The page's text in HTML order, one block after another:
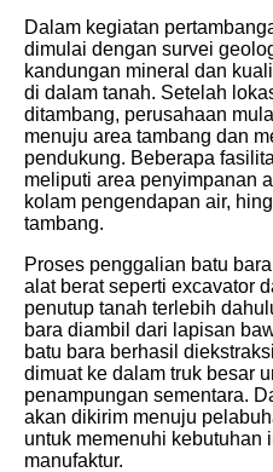
Dalam kegiatan
dimulai dengan survei
kandungan mineral dan
di dalam tanah. Setelah
ditambang, perusahaan
menuju area tambang dan
pendukung. Beberapa
meliputi area penyimpanan
kolam pengendapan air,
tambang.
Proses penggalian batu
alat berat seperti excavator
penutup tanah terlebih
bara diambil dari lapisan
batu bara berhasil
dimuat ke dalam truk besar
penampungan sementara.
akan dikirim menuju
untuk memenuhi kebutuhan
manufaktur.